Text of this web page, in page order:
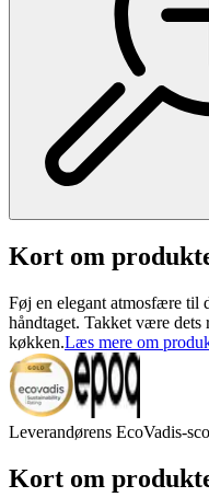
Kort om
Føj en elegant atmosfære til
håndtaget. Takket være dets
køkken.Læs mere om
Leverandørens EcoVadis-
Kort om